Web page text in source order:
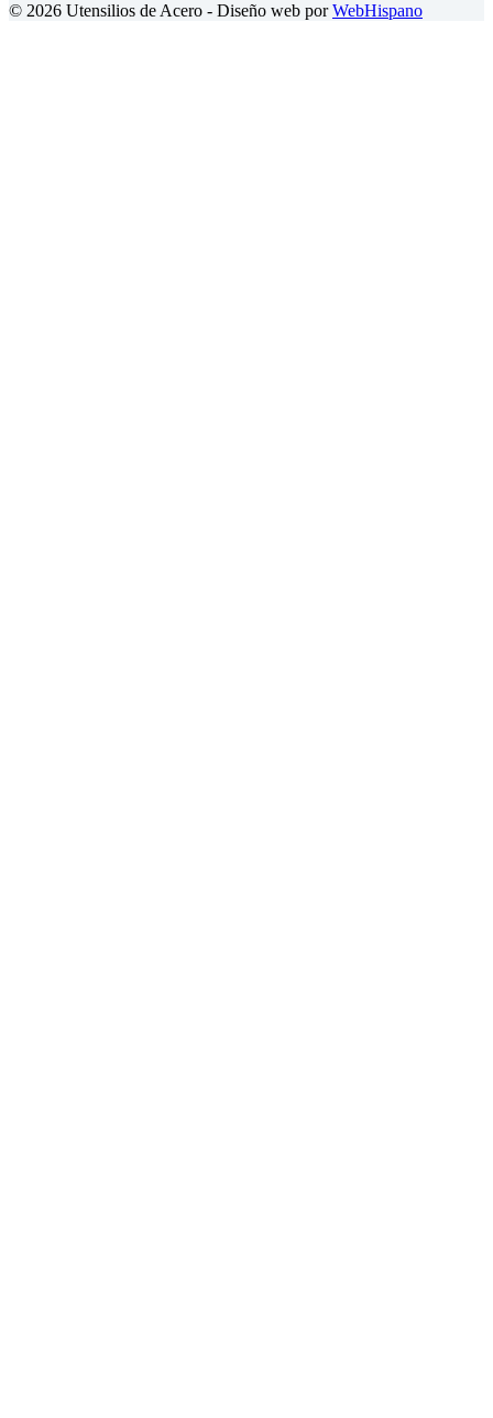
© 2026 Utensilios de Acero - Diseño web porWebHispano